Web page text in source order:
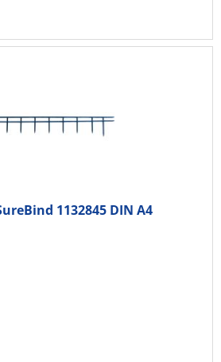
1132845 DIN A4